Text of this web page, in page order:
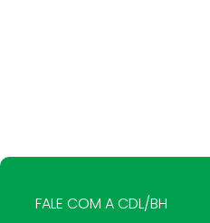
FALE COM A CDL/BH